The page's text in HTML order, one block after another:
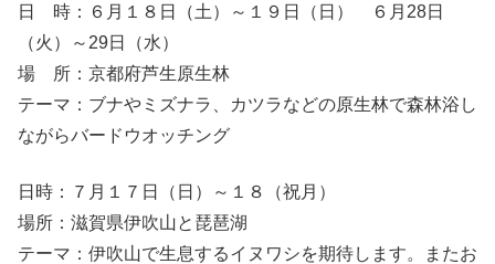
日 時：６月１８日（土）～１９日（日） ６月28日
（火）～29日（水）
場 所：京都府芦生原生林
テーマ：ブナやミズナラ、カツラなどの原生林で森林浴し
ながらバードウオッチング
日時：７月１７日（日）～１８（祝月）
場所：滋賀県伊吹山と琵琶湖
テーマ：伊吹山で生息するイヌワシを期待します。またお